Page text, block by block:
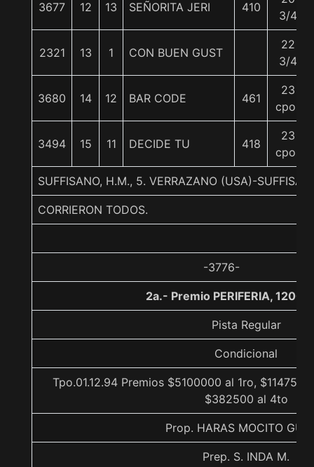
3677 12 13 SEÑORITA JERI 410
3/4
2321 13 1 CON BUEN GUST
22
3/4
3680 14 12 BAR CODE 461
23
cpos
3494 15 11 DECIDE TU 418
23
cpos
SUFFISANO, H.M., 5. VERRAZANO (USA)-
CORRIERON TODOS.
-3776-
2a.- Premio PERIFERIA, 1200
Pista Regular
Condicional
Tpo.01.12.94 Premios $5100000 al 1ro,
$382500 al 4to
Prop. HARAS MOCITO
Prep. S. INDA M.